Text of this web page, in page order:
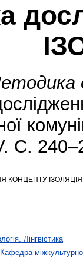
С.
КОНЦЕПТУ
Лінгвістика
Кафедра